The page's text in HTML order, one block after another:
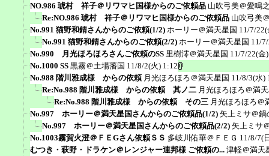
NO.986 琥村 祥子＠リワマヒ国様からのご依頼品 山吹弓美＠愛鳴
Re:NO.986 琥村 祥子＠リワマヒ国様からのご依頼品 山吹弓美
No.991 猫野和錆さんからのご依頼(1/2) ホーリー＠満天星国 11/7/
No.991 猫野和錆さんからのご依頼(2/2) ホーリー＠満天星国 11/
No.990 月光ほろほろさんご依頼のSS 里樹澪＠満天星国 11/7/22(金
No.1000 SS 黒霧＠土場藩国 11/8/2(火) 1:12
No.988 階川雅成様 からの依頼 月光ほろほろ＠満天星国 11/8/3(水)
Re:No.988 階川雅成様 からの依頼 其ノ二 月光ほろほろ＠満
Re:No.988 階川雅成様 からの依頼 その三 月光ほろほろ＠
No.997 ホーリー＠満天星国さんからのご依頼品(1/2) 矢上ミサ＠鍋
No.997 ホーリー＠満天星国さんからのご依頼品(2/2) 矢上ミサ
No.1003霧賀火澄＠ＦＥGさん依頼ＳＳ 多岐川佑華＠ＦＥＧ 11/8/7(
むつき・萩野・ドラケン＠レンジャー連邦様 ご依頼の... 津軽＠満天